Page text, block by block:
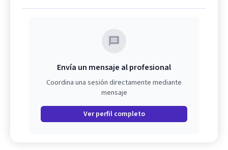
Envía un mensaje al profesional
Coordina una sesión directamente mediante
mensaje
Ver perfil completo